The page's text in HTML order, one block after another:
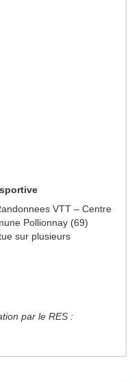
VTT – Centre
Pollionnay (69)
sur plusieurs
par le RES :